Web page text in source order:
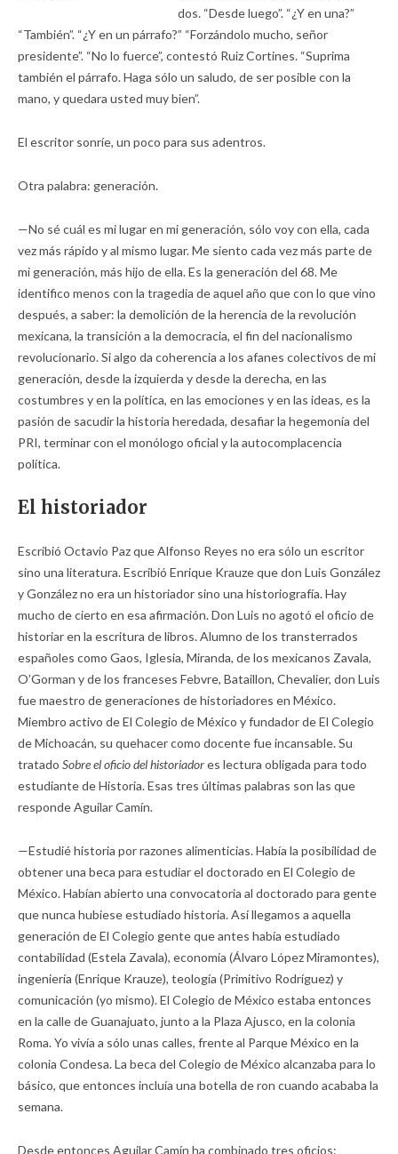
dos. “Desde luego”. “¿Y en una?”
“También”. “¿Y en un párrafo?” “Forzándolo mucho, señor
presidente”. “No lo fuerce”, contestó Ruiz Cortines. “Suprima
también el párrafo. Haga sólo un saludo, de ser posible con la
mano, y quedara usted muy bien”.
El escritor sonríe, un poco para sus adentros.
Otra palabra: generación.
—No sé cuál es mi lugar en mi generación, sólo voy con ella, cada
vez más rápido y al mismo lugar. Me siento cada vez más parte de
mi generación, más hijo de ella. Es la generación del 68. Me
identifico menos con la tragedia de aquel año que con lo que vino
después, a saber: la demolición de la herencia de la revolución
mexicana, la transición a la democracia, el fin del nacionalismo
revolucionario. Si algo da coherencia a los afanes colectivos de mi
generación, desde la izquierda y desde la derecha, en las
costumbres y en la política, en las emociones y en las ideas, es la
pasión de sacudir la historia heredada, desafiar la hegemonía del
PRI, terminar con el monólogo oficial y la autocomplacencia
política.
El historiador
Escribió Octavio Paz que Alfonso Reyes no era sólo un escritor
sino una literatura. Escribió Enrique Krauze que don Luis González
y González no era un historiador sino una historiografía. Hay
mucho de cierto en esa afirmación. Don Luis no agotó el oficio de
historiar en la escritura de libros. Alumno de los transterrados
españoles como Gaos, Iglesia, Miranda, de los mexicanos Zavala,
O’Gorman y de los franceses Febvre, Bataillon, Chevalier, don Luis
fue maestro de generaciones de historiadores en México.
Miembro activo de El Colegio de México y fundador de El Colegio
de Michoacán, su quehacer como docente fue incansable. Su
tratado Sobre el oficio del historiadores lectura obligada para todo
estudiante de Historia. Esas tres últimas palabras son las que
responde Aguilar Camín.
—Estudié historia por razones alimenticias. Había la posibilidad de
obtener una beca para estudiar el doctorado en El Colegio de
México. Habían abierto una convocatoria al doctorado para gente
que nunca hubiese estudiado historia. Así llegamos a aquella
generación de El Colegio gente que antes había estudiado
contabilidad (Estela Zavala), economía (Álvaro López Miramontes),
ingeniería (Enrique Krauze), teología (Primitivo Rodríguez) y
comunicación (yo mismo). El Colegio de México estaba entonces
en la calle de Guanajuato, junto a la Plaza Ajusco, en la colonia
Roma. Yo vivía a sólo unas calles, frente al Parque México en la
colonia Condesa. La beca del Colegio de México alcanzaba para lo
básico, que entonces incluía una botella de ron cuando acababa la
semana.
Desde entonces Aguilar Camín ha combinado tres oficios: